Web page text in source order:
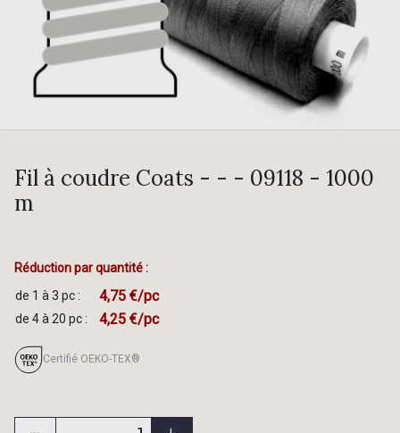
Fil à coudre Coats - - - 09118 - 1000
m
Réduction par quantité :
de 1 à 3 pc :
4,75 €/pc
de 4 à 20 pc : 4,25 €/pc
Certifié OEKO-TEX®